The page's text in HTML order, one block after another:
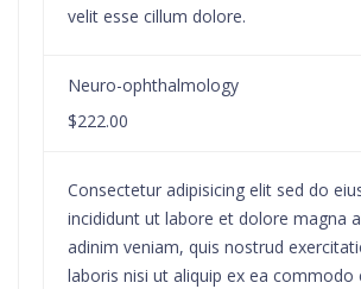
velit esse cillum dolore.
Neuro-ophthalmology
$222.00
Consectetur adipisicing elit sed do
incididunt ut labore et dolore magna
adinim veniam, quis nostrud
laboris nisi ut aliquip ex ea commodo